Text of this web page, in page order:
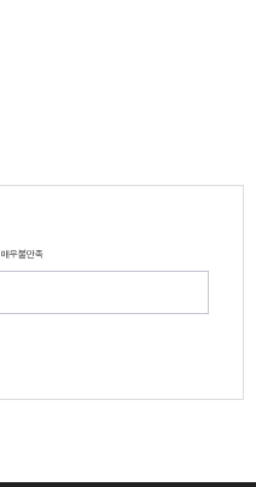
매우불만족